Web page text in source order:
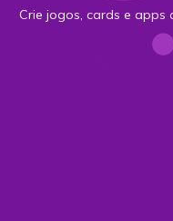
Crie jogos, cards e apps